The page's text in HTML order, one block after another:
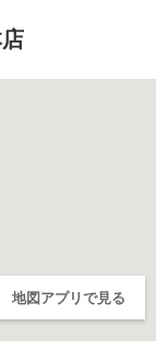
地図アプリで見る